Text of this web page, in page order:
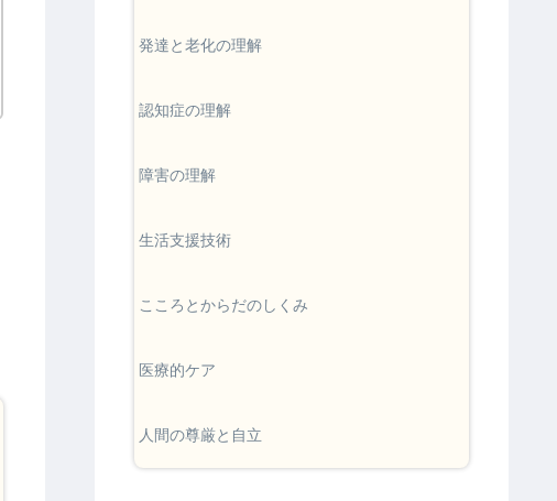
発達と老化の理解
認知症の理解
障害の理解
生活支援技術
こころとからだのしくみ
医療的ケア
人間の尊厳と自立